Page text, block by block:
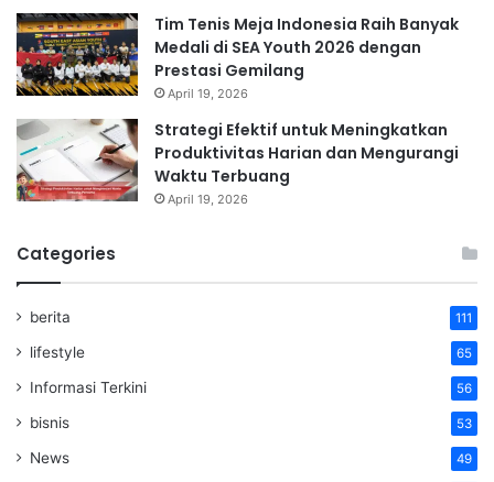
Tim Tenis Meja Indonesia Raih Banyak
Medali di SEA Youth 2026 dengan
Prestasi Gemilang
April 19, 2026
Strategi Efektif untuk Meningkatkan
Produktivitas Harian dan Mengurangi
Waktu Terbuang
April 19, 2026
Categories
berita 111
lifestyle 65
Informasi Terkini 56
bisnis 53
News 49